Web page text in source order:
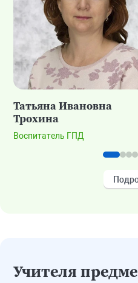
Татьяна Ивановна
Трохина
Воспитатель ГПД
Учителя